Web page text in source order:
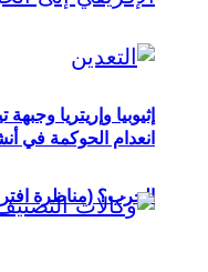
إثيوبيا وإريتريا
الحرب؟ (مناظرة
انعدام الحوكمة في